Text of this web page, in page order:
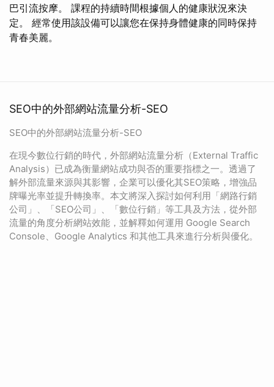
巴引流按摩。 課程的持續時間根據個人的健康狀況來決
定。 經常使用該設備可以讓您在保持身體健康的同時保持
青春美麗。
SEO中的外部網站流量分析-SEO
SEO中的外部網站流量分析-SEO
在現今數位行銷的時代，外部網站流量分析（External Traffic
Analysis）已成為衡量網站成功與否的重要指標之一。透過了
解外部流量來源與其影響，企業可以優化其SEO策略，增強品
牌曝光率並提升轉換率。本文將深入探討如何利用「網路行銷
公司」、「SEO公司」、「數位行銷」等工具及方法，從外部
流量的角度分析網站效能，並解釋如何運用 Google Search
Console、Google Analytics 和其他工具來進行分析與優化。